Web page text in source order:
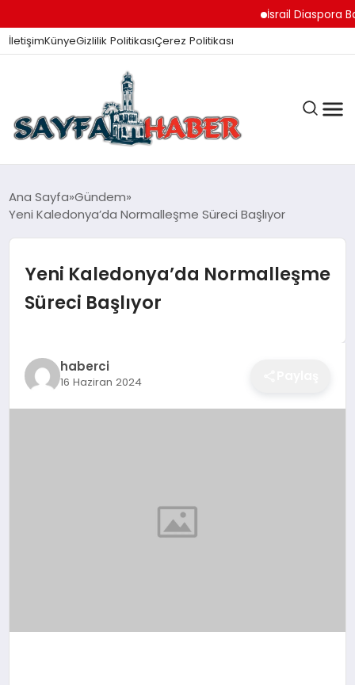
İsrail Diaspora
İletişimKünyeGizlilik PolitikasıÇerez Politikası
ANA SAYFA
İZMIR HABERLERI
EĞITIM
Ana Sayfa Gündem
Yeni Kaledonya’da Normalleşme Süreci Başlıyor
Yeni Kaledonya’da Normalleşme
Süreci Başlıyor
haberci
16 Haziran 2024